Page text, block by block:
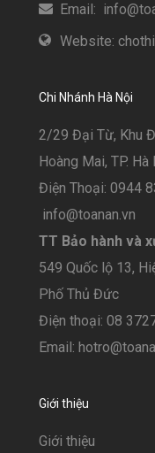
Email:
Website:
Chi Nhánh Hà Nội
2/29 Đại Từ, Khu
Hoàng Mai, TP. Hà
Điện Thoại: 0944
info@toanan.vn
TT Bảo hành và
549 Quốc lộ 13,
Phố Thủ Đức
Điện thoại: 08
Email:
Giới thiệu
Giới thiệu